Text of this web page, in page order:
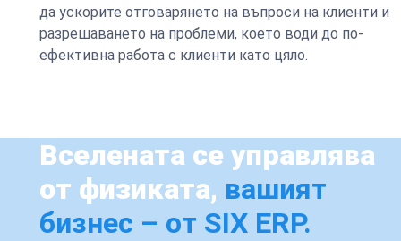
да ускорите отговарянето на въпроси на клиенти и
разрешаването на проблеми, което води до по-
ефективна работа с клиенти като цяло.
Вселената се управлява
от физиката, вашият
бизнес – от SIX ERP.